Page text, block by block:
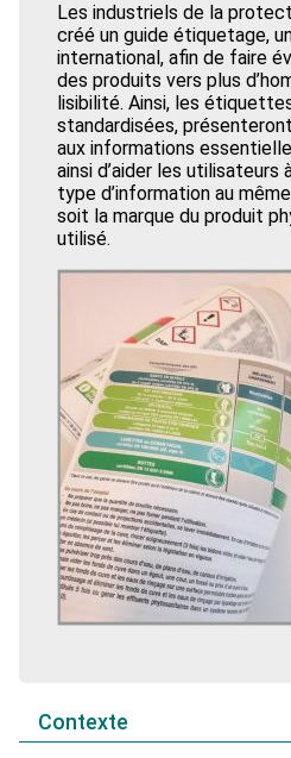
Les industriels de la
créé un guide étiquetage,
international, afin de faire
des produits vers plus
lisibilité. Ainsi, les
standardisées,
aux informations
ainsi d’aider les utilisateurs
type d’information au
soit la marque du produit
utilisé.
Contexte